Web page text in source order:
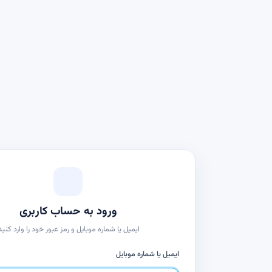
ورود به حساب کاربری
ایمیل یا شماره موبایل و رمز عبور خود را وارد
ایمیل یا شماره موبایل